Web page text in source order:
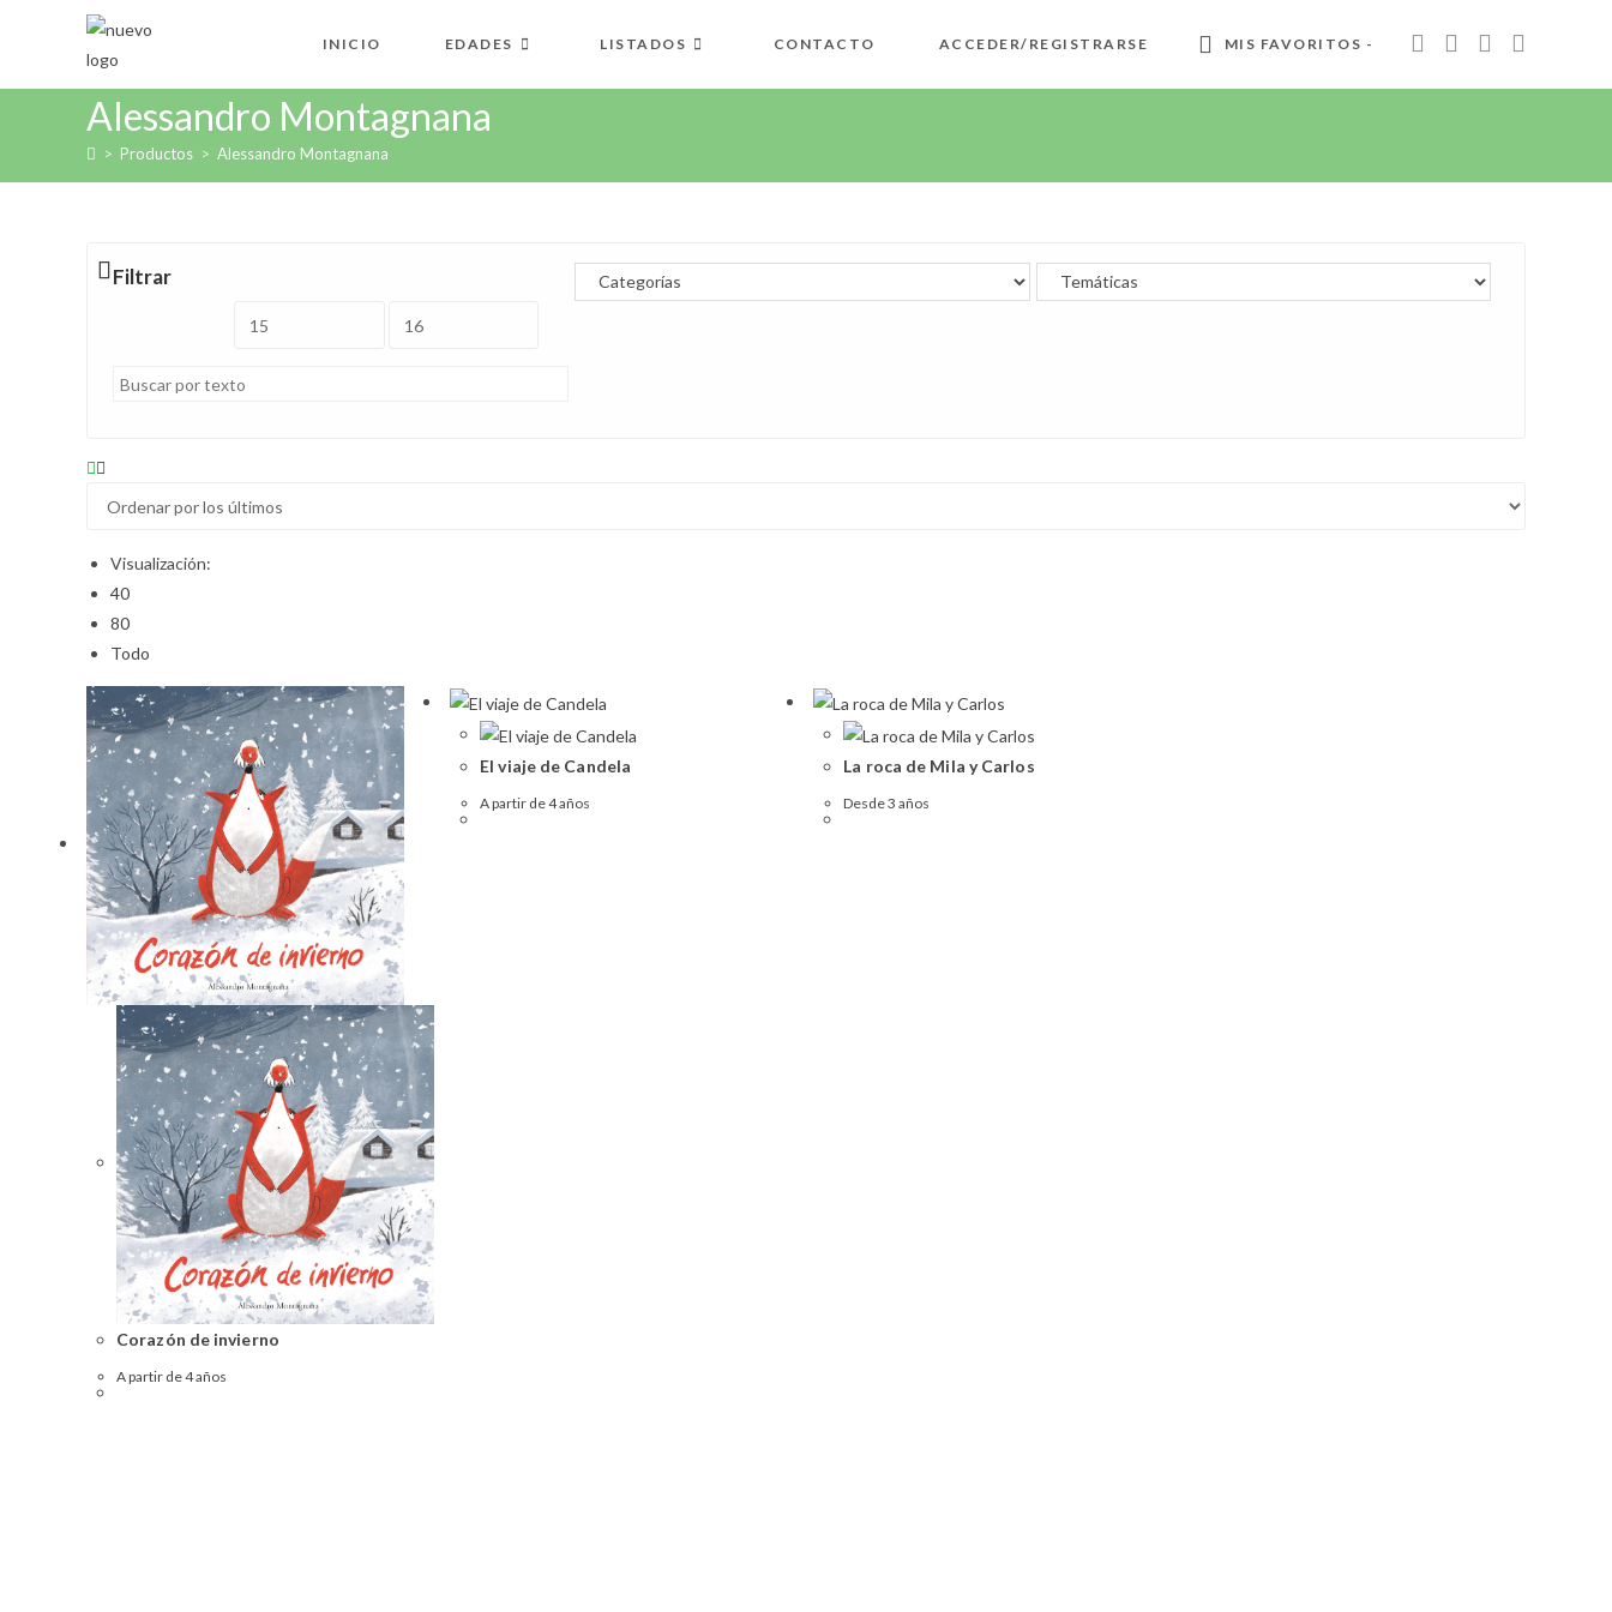
INICIO EDADES LISTADOS CONTACTO ACCEDER/REGISTRARSE MIS FAVORITOS -
Alessandro Montagnana
> Productos > Alessandro Montagnana
Filtrar
Visualización:
40
80
Todo
Corazón de invierno
A partir de 4 años
El viaje de Candela
A partir de 4 años
La roca de Mila y Carlos
Desde 3 años